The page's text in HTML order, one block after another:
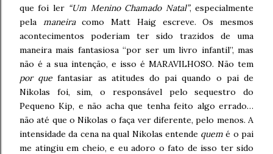
que foi ler “Um Menino Chamado Natal”, especialmente
pela maneiracomo Matt Haig escreve. Os mesmos
acontecimentos poderiam ter sido trazidos de uma
maneira mais fantasiosa “por ser um livro infantil”, mas
não é a sua intenção, e isso é MARAVILHOSO. Não tem
por que fantasiar as atitudes do pai quando o pai de
Nikolas foi, sim, o responsável pelo sequestro do
Pequeno Kip, e não acha que tenha feito algo errado…
não até que o Nikolas o faça ver diferente, pelo menos. A
intensidade da cena na qual Nikolas entende quem é o pai
me atingiu em cheio, e eu adoro o fato de isso ter sido